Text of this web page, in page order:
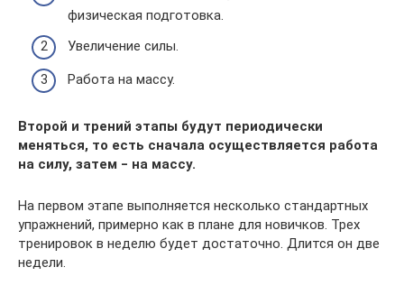
физическая подготовка.
Увеличение силы.
Работа на массу.
Второй и трений этапы будут периодически
меняться, то есть сначала осуществляется работа
на силу, затем ‒ на массу.
На первом этапе выполняется несколько стандартных
упражнений, примерно как в плане для новичков. Трех
тренировок в неделю будет достаточно. Длится он две
недели.